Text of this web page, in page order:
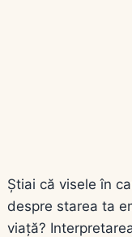
Știai că visele în
despre starea ta
viață?